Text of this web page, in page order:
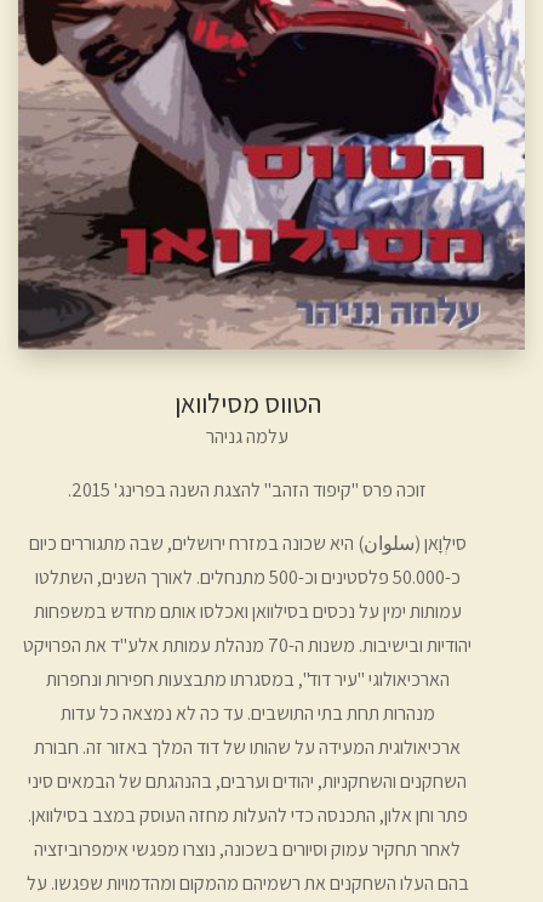
הטווס מסילוואן
עלמה גניהר
זוכה פרס "קיפוד הזהב" להצגת השנה בפרינג' 2015.
סילְוָאן (سلوان) היא שכונה במזרח ירושלים, שבה מתגוררים כיום
כ-50.000 פלסטינים וכ-500 מתנחלים. לאורך השנים, השתלטו
עמותות ימין על נכסים בסילוואן ואכלסו אותם מחדש במשפחות
יהודיות ובישיבות. משנות ה-70 מנהלת עמותת אלע"ד את הפרויקט
הארכיאולוגי "עיר דוד", במסגרתו מתבצעות חפירות ונחפרות
מנהרות תחת בתי התושבים. עד כה לא נמצאה כל עדות
ארכיאולוגית המעידה על שהותו של דוד המלך באזור זה. חבורת
השחקנים והשחקניות, יהודים וערבים, בהנהגתם של הבמאים סיני
פתר וחן אלון, התכנסה כדי להעלות מחזה העוסק במצב בסילוואן.
לאחר תחקיר עמוק וסיורים בשכונה, נוצרו מפגשי אימפרוביזציה
בהם העלו השחקנים את רשמיהם מהמקום ומהדמויות שפגשו. על